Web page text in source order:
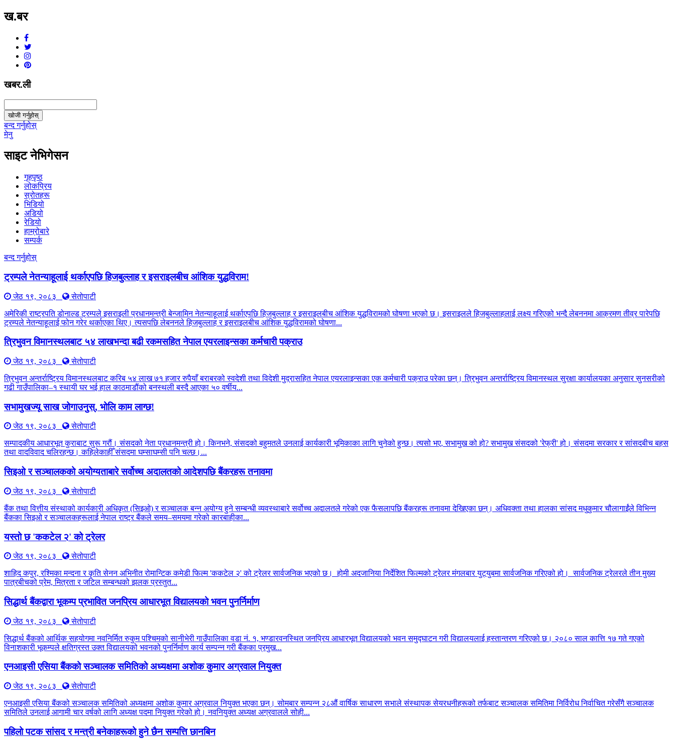
ख.बर
खबर.ली
खोजी गर्नुहोस्
बन्द गर्नुहोस्
मेनु
साइट नेभिगेसन
गृहपृष्ठ
लोकप्रिय
स्रोतहरू
भिडियो
अडियो
रेडियो
हाम्रोबारे
सम्पर्क
बन्द गर्नुहोस्
ट्रम्पले नेतन्याहूलाई थर्काएपछि हिजबुल्लाह र इसराइलबीच आंशिक युद्धविराम!
जेठ १९, २०८३
सेतोपाटी
अमेरिकी राष्ट्रपति डोनाल्ड ट्रम्पले इसराइली प्रधानमन्त्री बेन्जामिन नेतन्याहूलाई थर्काएपछि हिजबुल्लाह र इसराइलबीच आंशिक युद्धविरामको घोषणा भएको छ। इसराइलले हिजबुल्लाहलाई लक्ष्य गरिएको भन्दै लेबननमा आक्रमण तीव्र पारेपछि
ट्रम्पले नेतन्याहूलाई फोन गरेर थर्काएका थिए। त्यसपछि लेबननले हिजबुल्लाह र इसराइलबीच आंशिक युद्धविरामको घोषणा...
त्रिभुवन विमानस्थलबाट ५४ लाखभन्दा बढी रकमसहित नेपाल एयरलाइन्सका कर्मचारी पक्राउ
जेठ १९, २०८३
सेतोपाटी
त्रिभुवन अन्तर्राष्ट्रिय विमानस्थलबाट करिब ५४ लाख ७१ हजार रुपैयाँ बराबरको स्वदेशी तथा विदेशी मुद्रासहित नेपाल एयरलाइन्सका एक कर्मचारी पक्राउ परेका छन्। त्रिभुवन अन्तर्राष्ट्रिय विमानस्थल सुरक्षा कार्यालयका अनुसार सुनसरीको
गढी गाउँपालिका–१ स्थायी घर भई हाल काठमाडौंको बनस्थली बस्दै आएका ५० वर्षीय...
सभामुखज्यू साख जोगाउनुस्, भोलि काम लाग्छ!
जेठ १९, २०८३
सेतोपाटी
सम्पादकीय आधारभूत कुराबाट सुरू गरौं। संसदको नेता प्रधानमन्त्री हो। किनभने, संसदको बहुमतले उनलाई कार्यकारी भूमिकाका लागि चुनेको हुन्छ। त्यसो भए, सभामुख को हो? सभामुख संसदको 'रेफ्री' हो। संसदमा सरकार र सांसदबीच बहस
तथा वादविवाद चलिरहन्छ। कहिलेकाहीँ संसदमा घम्साघम्सी पनि चल्छ।...
सिइओ र सञ्चालकको अयोग्यताबारे सर्वोच्च अदालतको आदेशपछि बैंकरहरू तनावमा
जेठ १९, २०८३
सेतोपाटी
बैंक तथा वित्तीय संस्थाको कार्यकारी अधिकृत (सिइओ) र सञ्चालक बन्न अयोग्य हुने सम्बन्धी व्यवस्थाबारे सर्वोच्च अदालतले गरेको एक फैसलापछि बैंकरहरू तनावमा देखिएका छन्। अधिवक्ता तथा हालका सांसद मधुकुमार चौलागाईंले विभिन्न
बैंकका सिइओ र सञ्चालकहरूलाई नेपाल राष्ट्र बैंकले समय–समयमा गरेको कारबाहीका...
यस्तो छ 'ककटेल २' को ट्रेलर
जेठ १९, २०८३
सेतोपाटी
शाहिद कपुर, रश्मिका मन्दना र कृति सेनन अभिनीत रोमान्टिक कमेडी फिल्म 'ककटेल २' को ट्रेलर सार्वजनिक भएको छ। होमी अदजानिया निर्देशित फिल्मको ट्रेलर मंगलबार युट्युबमा सार्वजनिक गरिएको हो। सार्वजनिक ट्रेलरले तीन मुख्य
पात्रबीचको प्रेम, मित्रता र जटिल सम्बन्धको झलक प्रस्तुत...
सिद्धार्थ बैंकद्वारा भूकम्प प्रभावित जनप्रिय आधारभूत विद्यालयको भवन पुनर्निर्माण
जेठ १९, २०८३
सेतोपाटी
सिद्धार्थ बैंकको आर्थिक सहयोगमा नवनिर्मित रुकुम पश्चिमको सानीभेरी गाउँपालिका वडा नं. १, भण्डारवनस्थित जनप्रिय आधारभूत विद्यालयको भवन समुद्घाटन गरी विद्यालयलाई हस्तान्तरण गरिएको छ। २०८० साल कात्ति १७ गते गएको
विनाशकारी भूकम्पले क्षतिग्रस्त उक्त विद्यालयको भवनको पुनर्निर्माण कार्य सम्पन्न गरी बैंकका प्रमुख...
एनआइसी एसिया बैंकको सञ्चालक समितिको अध्यक्षमा अशोक कुमार अग्रवाल नियुक्त
जेठ १९, २०८३
सेतोपाटी
एनआइसी एसिया बैंकको सञ्चालक समितिको अध्यक्षमा अशोक कुमार अग्रवाल नियुक्त भएका छन्। सोमबार सम्पन्न २८औं वार्षिक साधारण सभाले संस्थापक सेयरधनीहरूको तर्फबाट सञ्चालक समितिमा निर्विरोध निर्वाचित गरेसँगै सञ्चालक
समितिले उनलाई आगामी चार वर्षको लागि अध्यक्ष पदमा नियुक्त गरेको हो। नवनियुक्त अध्यक्ष अग्रवालले सोही...
पहिलो पटक सांसद र मन्त्री बनेकाहरूको हुने छैन सम्पत्ति छानबिन